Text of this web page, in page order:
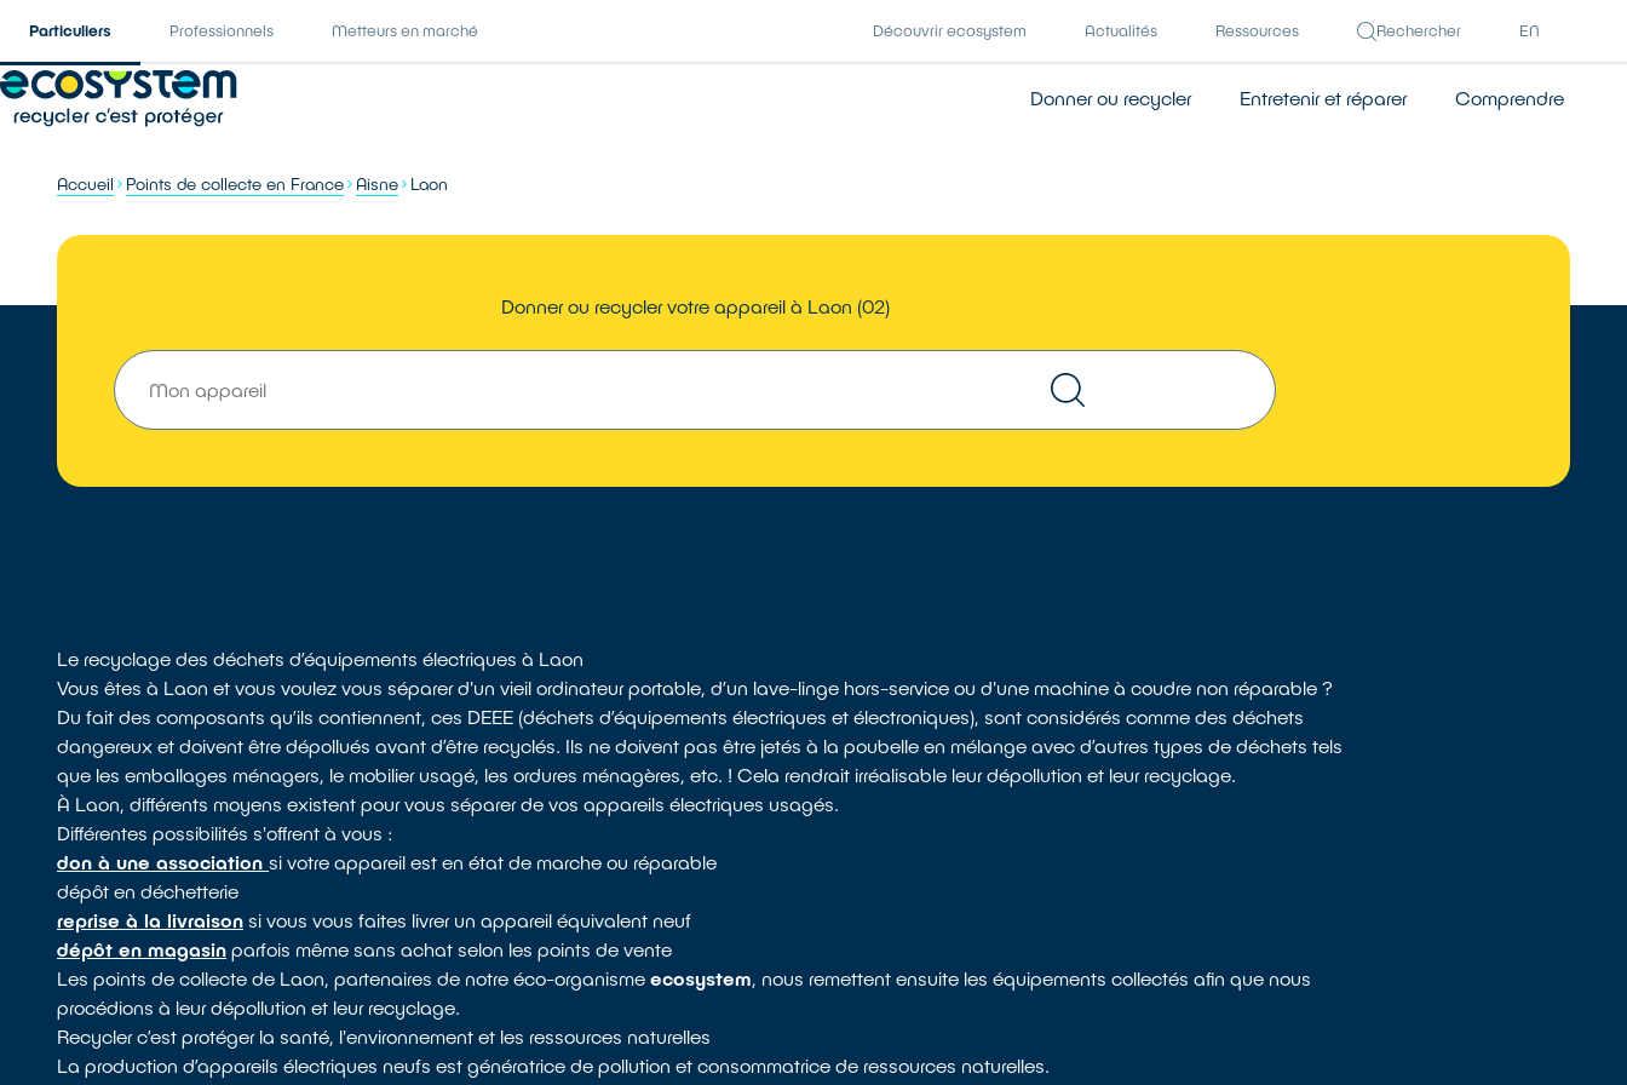
Particuliers Professionnels Metteurs en marché Découvrir ecosystem Actualités Ressources Rechercher EN
Donner ou recycler Entretenir et réparer Comprendre
Accueil Points de collecte en France Aisne Laon
Donner ou recycler votre appareil à Laon (02)
Le recyclage des déchets d’équipements électriques à Laon
Vous êtes à Laon et vous voulez vous séparer d'un vieil ordinateur portable, d’un lave-linge hors-service ou d'une machine à coudre non réparable ?
Du fait des composants qu’ils contiennent, ces DEEE (déchets d’équipements électriques et électroniques), sont considérés comme des déchets
dangereux et doivent être dépollués avant d’être recyclés. Ils ne doivent pas être jetés à la poubelle en mélange avec d’autres types de déchets tels
que les emballages ménagers, le mobilier usagé, les ordures ménagères, etc. ! Cela rendrait irréalisable leur dépollution et leur recyclage.
À Laon, différents moyens existent pour vous séparer de vos appareils électriques usagés.
Différentes possibilités s'offrent à vous :
don à une association si votre appareil est en état de marche ou réparable
dépôt en déchetterie
reprise à la livraison si vous vous faites livrer un appareil équivalent neuf
dépôt en magasin parfois même sans achat selon les points de vente
Les points de collecte de Laon, partenaires de notre éco-organismeecosystem, nous remettent ensuite les équipements collectés afin que nous
procédions à leur dépollution et leur recyclage.
Recycler c’est protéger la santé, l'environnement et les ressources naturelles
La production d’appareils électriques neufs est génératrice de pollution et consommatrice de ressources naturelles.